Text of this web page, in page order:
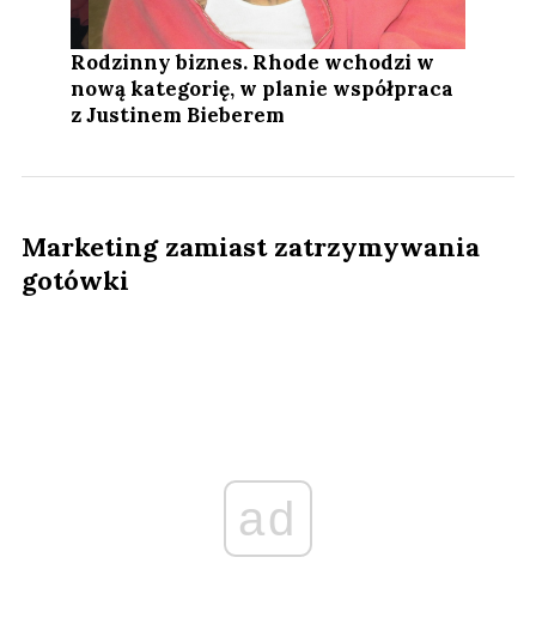
Rodzinny biznes. Rhode wchodzi w
nową kategorię, w planie współpraca
z Justinem Bieberem
Marketing zamiast zatrzymywania
gotówki
ad